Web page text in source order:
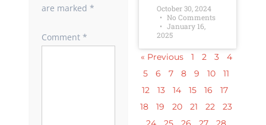
are marked *
Comment *
October 30, 2024
No Comments
January 16,
2025
« Previous 1 2 3
4
5
6 7 8 9 10
11
12
13 14 15 16
17
18
19 20 21 22
23